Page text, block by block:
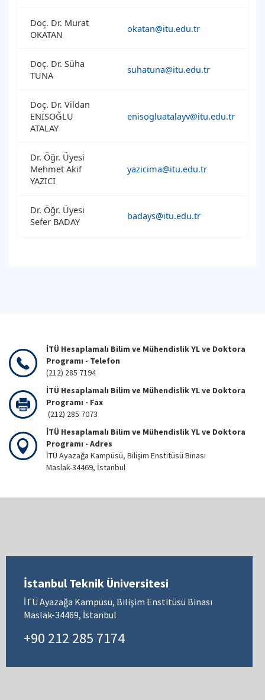
Doç. Dr. Murat
OKATAN
okatan@itu.edu.tr
Doç. Dr. Süha
TUNA
suhatuna@itu.edu.tr
Doç. Dr. Vildan
ENİSOĞLU
ATALAY
enisogluatalayv@itu.edu.tr
Dr. Öğr. Üyesi
Mehmet Akif
YAZICI
yazicima@itu.edu.tr
Dr. Öğr. Üyesi
Sefer BADAY
badays@itu.edu.tr
İTÜ Hesaplamalı Bilim ve Mühendislik YL ve Doktora
Programı - Telefon
(212) 285 7194
İTÜ Hesaplamalı Bilim ve Mühendislik YL ve Doktora
Programı - Fax
(212) 285 7073
İTÜ Hesaplamalı Bilim ve Mühendislik YL ve Doktora
Programı - Adres
İTÜ Ayazağa Kampüsü, Bilişim Enstitüsü Binası
Maslak-34469, İstanbul
İstanbul Teknik Üniversitesi
İTÜ Ayazağa Kampüsü, Bilişim Enstitüsü Binası
Maslak-34469, İstanbul
+90 212 285 7174